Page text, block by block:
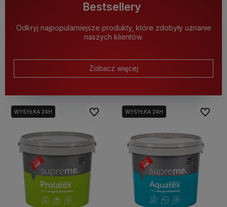
Bestsellery
Odkryj najpopularniejsze produkty, które zdobyły uznanie
naszych klientów.
Zobacz więcej
WYSYŁKA 24H Do ulubionychWYSYŁKA 24H Do